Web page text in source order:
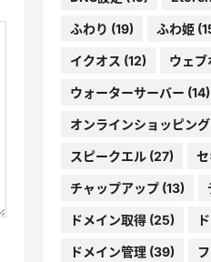
ふわり (19) ふわ姫
イクオス (12) ウェブ
ウォーターサーバー (14)
オンラインショッピング
スピークエル(27)
チャップアップ(13)
ドメイン取得(25)
ドメイン管理(39)